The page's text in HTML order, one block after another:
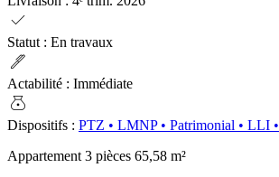
check
Statut : En travaux
ink_pen
Actabilité : Immédiate
money_bag
Dispositifs : PTZ • LMNP• Patrimonial • LLI •
Appartement 3 pièces 65,58 m²